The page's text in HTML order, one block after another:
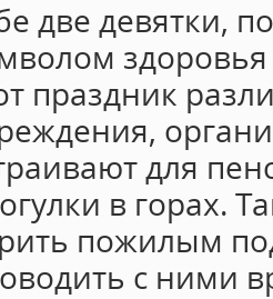
две девятки,
праздник
для
в горах.
пожилым
с ними